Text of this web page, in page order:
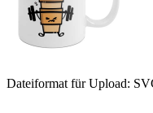
Dateiformat für Upload: